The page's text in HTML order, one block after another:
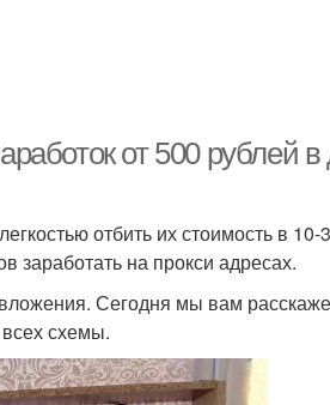
от 500 рублей в
отбить их стоимость в 10-
заработать на прокси адресах.
Сегодня мы вам
схемы.